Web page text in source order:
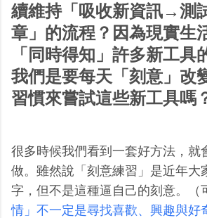
續維持「吸收新資訊→測
章」的流程？因為現實生
「同時得知」許多新工具
我們是要每天「刻意」改
習慣來嘗試這些新工具嗎
很多時候我們看到一套好方法，就
做。雖然說「刻意練習」是近年大
字，但不是這種逼自己的刻意。（
情」不一定是尋找喜歡、興趣與好